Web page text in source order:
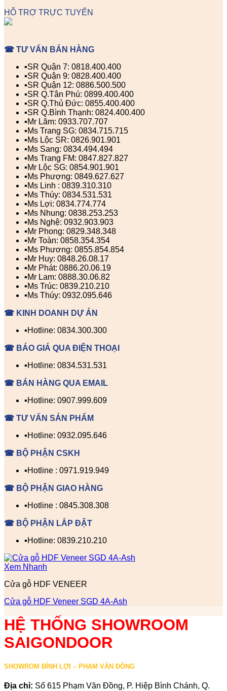
HỖ TRỢ TRỰC TUYẾN
☎ TƯ VẤN BÁN HÀNG
▪️SR Quận 7: 0818.400.400
▪️SR Quận 9: 0828.400.400
▪️SR Quận 12: 0886.500.500
▪️SR Q.Tân Phú: 0899.400.400
▪️SR Q.Thủ Đức: 0855.400.400
▪️SR Q.Bình Thạnh: 0824.400.400
▪️Mr Lãm: 0933.707.707
▪️Ms Trang SG: 0834.715.715
▪️Ms Lộc SR: 0826.901.901
▪️Ms Sang: 0834.494.494
▪️Ms Trang FM: 0847.827.827
▪️Mr Lộc SG: 0854.901.901
▪️Ms Phượng: 0849.627.627
▪️Ms Linh : 0839.310.310
▪️Ms Thúy: 0834.531.531
▪️Ms Lợi: 0834.774.774
▪️Ms Nhung: 0838.253.253
▪️Ms Nghệ: 0932.903.903
▪️Mr Phong: 0829.348.348
▪️Mr Toàn: 0858.354.354
▪️Ms Phương: 0855.854.854
▪️Mr Huy: 0848.26.08.17
▪️Mr Phát: 0886.20.06.19
▪️Mr Lam: 0888.30.06.82
▪️Ms Trúc: 0839.210.210
▪️Ms Thúy: 0932.095.646
☎ KINH DOANH DỰ ÁN
▪️Hotline: 0834.300.300
☎ BÁO GIÁ QUA ĐIỆN THOẠI
▪️Hotline: 0834.531.531
☎ BÁN HÀNG QUA EMAIL
▪️Hotline: 0907.999.609
☎ TƯ VẤN SẢN PHẨM
▪️Hotline: 0932.095.646
☎ BỘ PHẬN CSKH
▪️Hotline : 0971.919.949
☎ BỘ PHẬN GIAO HÀNG
▪️Hotline : 0845.308.308
☎ BỘ PHẬN LẮP ĐẶT
▪️Hotline: 0839.210.210
Xem Nhanh
Cửa gỗ HDF VENEER
Cửa gỗ HDF Veneer SGD 4A-Ash
HỆ THỐNG SHOWROOM
SAIGONDOOR
SHOWROM BÌNH LỢI – PHẠM VĂN ĐỒNG
Địa chỉ: Số 615 Phạm Văn Đồng, P. Hiệp Bình Chánh, Q.